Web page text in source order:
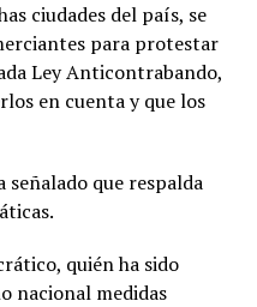
ciudades del país, se
para protestar
Ley Anticontrabando,
en cuenta y que los
señalado que respalda
quién ha sido
nacional medidas